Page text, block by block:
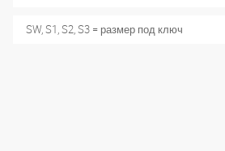
SW, S1, S2, S3 = размер под ключ